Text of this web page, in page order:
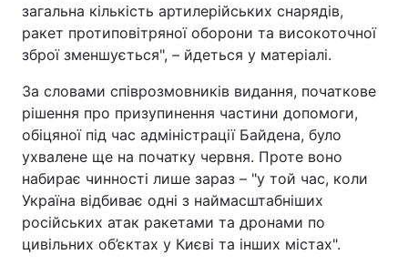
загальна кількість артилерійських снарядів,
ракет протиповітряної оборони та високоточної
зброї зменшується", – йдеться у матеріалі.
За словами співрозмовників видання, початкове
рішення про призупинення частини допомоги,
обіцяної під час адміністрації Байдена, було
ухвалене ще на початку червня. Проте воно
набирає чинності лише зараз – "у той час, коли
Україна відбиває одні з наймасштабніших
російських атак ракетами та дронами по
цивільних об’єктах у Києві та інших містах".